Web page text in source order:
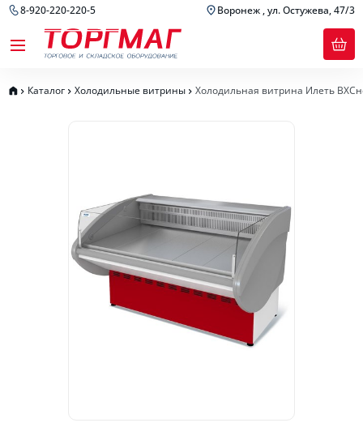
8-920-220-220-5 Воронеж , ул. Остужева, 47/3
Каталог Холодильные витрины Холодильная витрина Илеть